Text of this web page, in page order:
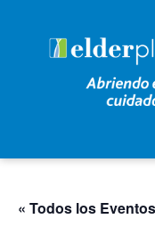
« Todos los Eventos